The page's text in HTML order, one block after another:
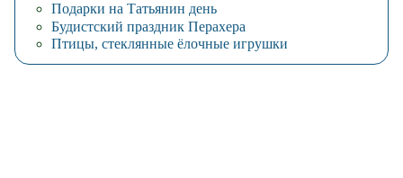
Подарки на Татьянин день
Будистский праздник Перахера
Птицы, стеклянные ёлочные игрушки